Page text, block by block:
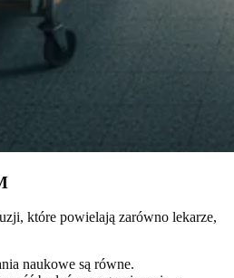
które powielają zarówno lekarze,
naukowe są równe.